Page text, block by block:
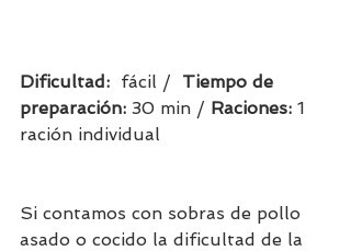
Dificultad: fácil / Tiempo de
preparación: 30 min / Raciones: 1
ración individual
Si contamos con sobras de pollo
asado o cocido la dificultad de la